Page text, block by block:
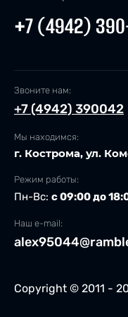
+7 (4942)
Copyright © 2011 -
Звоните нам:
+7 (4942) 390042
Мы находимся:
г. Кострома, ул.
Режим работы:
Пн-Вс: с 09:00 до
Наш e-mail: